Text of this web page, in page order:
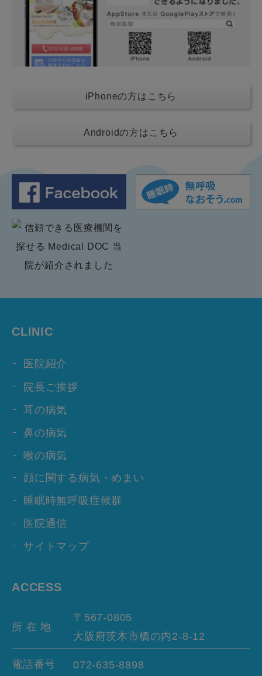
iPhoneの方はこちら
Androidの方はこちら
CLINIC
医院紹介
院長ご挨拶
耳の病気
鼻の病気
喉の病気
顔に関する病気・めまい
睡眠時無呼吸症候群
医院通信
サイトマップ
ACCESS
所 在 地
〒567-0805
大阪府茨木市橋の内 2-8-12
電話番号 072-635-8898